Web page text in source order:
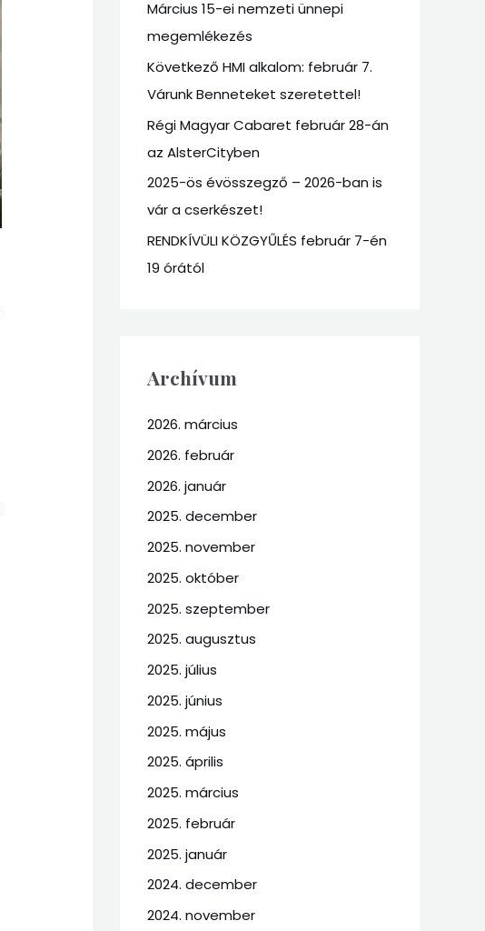
f
o
r
:
Március 15-ei nemzeti ünnepi
megemlékezés
Következő HMI alkalom: február 7.
Várunk Benneteket szeretettel!
Régi Magyar Cabaret február 28-án
az AlsterCityben
2025-ös évösszegző – 2026-ban is
vár a cserkészet!
RENDKÍVÜLI KÖZGYŰLÉS február 7-én
19 órától
Archívum
2026. március
2026. február
2026. január
2025. december
2025. november
2025. október
2025. szeptember
2025. augusztus
2025. július
2025. június
2025. május
2025. április
2025. március
2025. február
2025. január
2024. december
2024. november